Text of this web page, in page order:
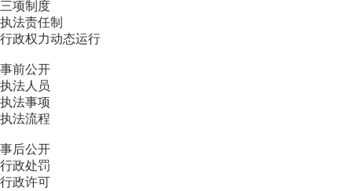
三项制度
执法责任制
行政权力动态运行
事前公开
执法人员
执法事项
执法流程
事后公开
行政处罚
行政许可